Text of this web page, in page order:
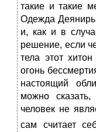
такие и такие
Одежда Деяниры
и, как и в
решение, если
тела этот
огонь
настоящий
можно
человек не
сам считает